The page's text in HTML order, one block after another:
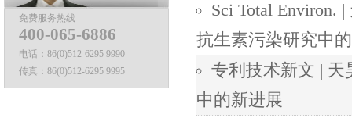
免费服务热线
400-065-6886
电话： 86(0)512-6295 9990
传真： 86(0)512-6295 9995
Sci Total Environ.
抗生素污染研究中
专利技术新文 | 天
中的新进展